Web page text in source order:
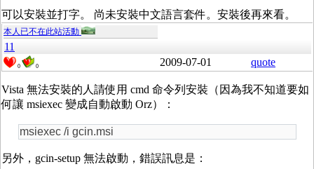
可以安裝並打字。 尚未安裝中文語言套件。安裝後再來看。
本人已不在此站活動
11
0 0 2009-07-01 quote
Vista 無法安裝的人請使用 cmd 命令列安裝（因為我不知道要如
何讓 msiexec 變成自動啟動 Orz）：
msiexec /i gcin.msi
另外，gcin-setup 無法啟動，錯誤訊息是：